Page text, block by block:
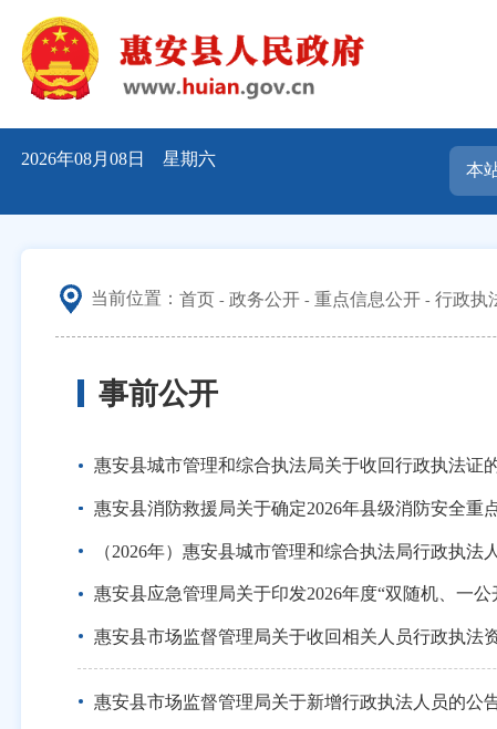
2026年08月08日 星期六
当前位置： 首页 政务公开 重点信息公开 行政执
事前公开
惠安县城市管理和综合执法局关于收回行政执法证
惠安县消防救援局关于确定2026年县级消防安全重
（2026年）惠安县城市管理和综合执法局行政执法
惠安县应急管理局关于印发2026年度“双随机、一
惠安县市场监督管理局关于收回相关人员行政执法
惠安县市场监督管理局关于新增行政执法人员的公